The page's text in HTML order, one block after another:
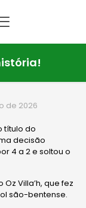
de 2026
título do
decisão
4 a 2 e soltou o
Villa’h, que fez
são-bentense.